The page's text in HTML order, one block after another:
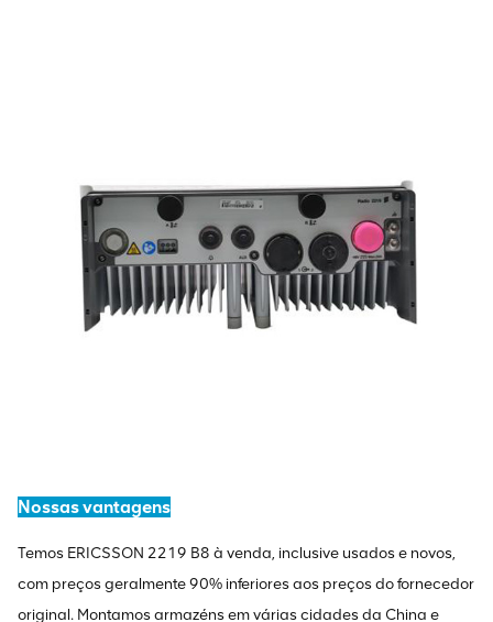
Nossas vantagens
Temos ERICSSON 2219 B8 à venda, inclusive usados ​​e novos,
com preços geralmente 90% inferiores aos preços do fornecedor
original. Montamos armazéns em várias cidades da China e